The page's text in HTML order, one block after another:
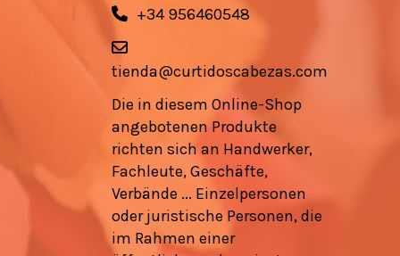
+34 956460548
tienda@curtidoscabezas.com
Die in diesem Online-Shop
angebotenen Produkte
richten sich an Handwerker,
Fachleute, Geschäfte,
Verbände ... Einzelpersonen
oder juristische Personen, die
im Rahmen einer